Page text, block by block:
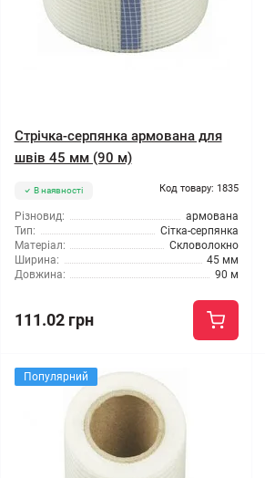
Стрічка-серпянка армована для
швів 45 мм (90 м)
В наявності Код товару: 1835
Різновид:
армована
Тип:
Сітка-серпянка
Матеріал:
Скловолокно
Ширина:
45 мм
Довжина:
90 м
111.02 грн
Популярний